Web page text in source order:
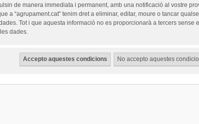
de manera immediata i permanent, amb una notificació al vostre
a “agrupament.cat” tenim dret a eliminar, editar, moure o tancar
Tot i que aquesta informació no es proporcionarà a tercers sense
dades.